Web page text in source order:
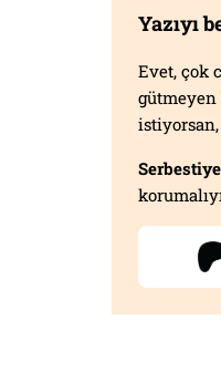
Yazıyı
Evet, çok